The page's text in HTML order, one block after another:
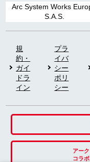
Arc System Works
S.A.S.
規
約・
ガイ
ドラ
イン
プラ
イバ
シー
ポリ
シー
アー
コラ